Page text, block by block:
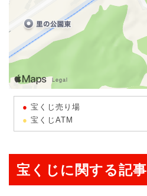
宝くじ売り場
宝くじATM
宝くじに関する記事